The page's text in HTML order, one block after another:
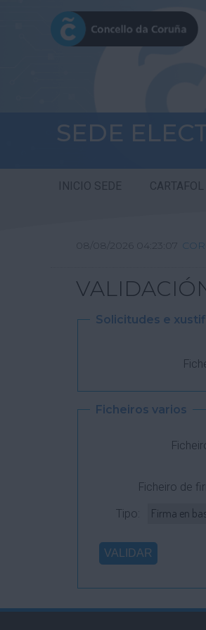
SEDE
INICIO SEDE
08/08/2026 04:23:07
Solicitudes e
Ficheiros varios
Ficheiro de
Tipo: